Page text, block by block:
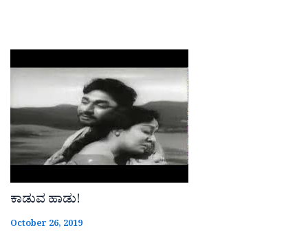
ಕಾಡುವ ಹಾಡು!
October 26, 2019